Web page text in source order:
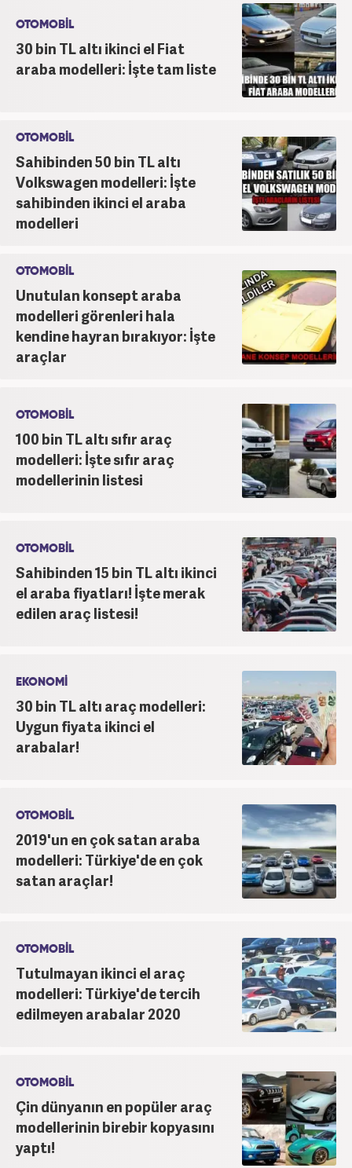
OTOMOBİL
30 bin TL altı ikinci el Fiat
araba modelleri: İşte tam liste
OTOMOBİL
Sahibinden 50 bin TL altı
Volkswagen modelleri: İşte
sahibinden ikinci el araba
modelleri
OTOMOBİL
Unutulan konsept araba
modelleri görenleri hala
kendine hayran bırakıyor: İşte
araçlar
OTOMOBİL
100 bin TL altı sıfır araç
modelleri: İşte sıfır araç
modellerinin listesi
OTOMOBİL
Sahibinden 15 bin TL altı ikinci
el araba fiyatları! İşte merak
edilen araç listesi!
EKONOMİ
30 bin TL altı araç modelleri:
Uygun fiyata ikinci el
arabalar!
OTOMOBİL
2019'un en çok satan araba
modelleri: Türkiye'de en çok
satan araçlar!
OTOMOBİL
Tutulmayan ikinci el araç
modelleri: Türkiye'de tercih
edilmeyen arabalar 2020
OTOMOBİL
Çin dünyanın en popüler araç
modellerinin birebir kopyasını
yaptı!